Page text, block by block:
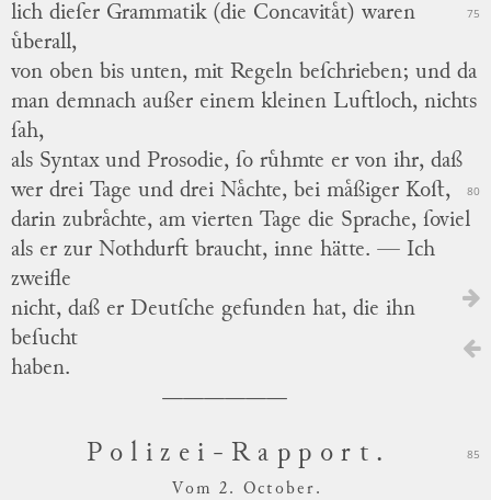
75
lich dieſer Grammatik (die Concavitaͤt) waren
uͤberall,
von oben bis unten, mit Regeln beſchrieben; und da
man demnach außer einem kleinen Luftloch, nichts
ſah,
als Syntax und Prosodie, ſo ruͤhmte er von ihr, daß
wer drei Tage und drei Naͤchte, bei maͤßiger Koſt,
80
darin zubraͤchte, am vierten Tage die Sprache, ſoviel
als er zur Nothdurft braucht, inne hätte. — Ich
zweifle
nicht, daß er Deutſche gefunden hat, die ihn
beſucht
haben.
Polizei-Rapport. 85
Vom 2. October.